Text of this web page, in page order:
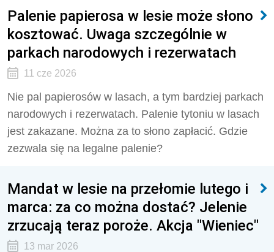
Palenie papierosa w lesie może słono
kosztować. Uwaga szczególnie w
parkach narodowych i rezerwatach
11 cze 2026
Nie pal papierosów w lasach, a tym bardziej parkach
narodowych i rezerwatach. Palenie tytoniu w lasach
jest zakazane. Można za to słono zapłacić. Gdzie
zezwala się na legalne palenie?
Mandat w lesie na przełomie lutego i
marca: za co można dostać? Jelenie
zrzucają teraz poroże. Akcja "Wieniec"
13 mar 2026